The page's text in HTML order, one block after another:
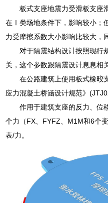
板式支座地震力受滑板支座
在Ⅰ类场地条件下，影响较小；
力受摩擦系数大小影响比较大，
对于隔震结构设计按照现行
关，这个参数跟隔震设计息息相
在公路建筑上使用板式橡晈
应力混凝土桥涵设计规范》
作用于建筑支座的反力、位
个力（FX、FYFZ、M1M和6个
表/力。